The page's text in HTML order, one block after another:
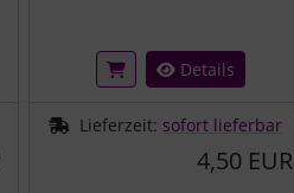
Details
Lieferzeit: sofort lieferbar
4,50 EUR